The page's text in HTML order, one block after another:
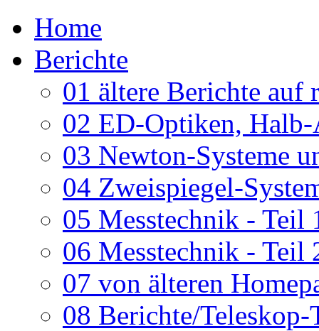
Home
Berichte
01 ältere Berichte auf
02 ED-Optiken, Halb-
03 Newton-Systeme
04 Zweispiegel-
05 Messtechnik - Teil
06 Messtechnik - Teil
07 von älteren
08 Berichte/